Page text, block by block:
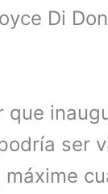
Di
que
ser